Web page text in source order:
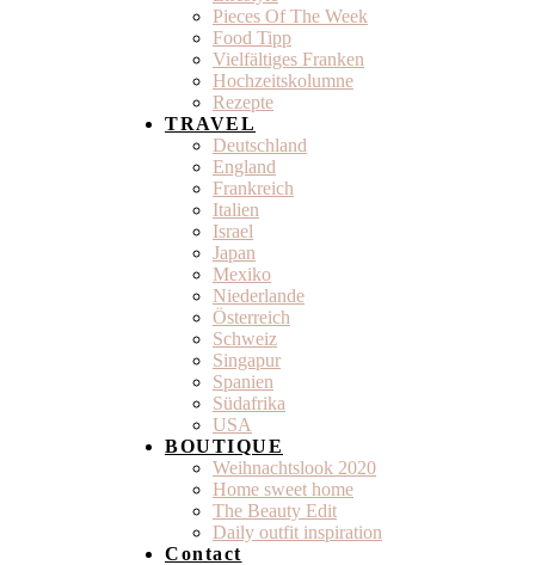
Pieces Of The Week
Food Tipp
Vielfältiges Franken
Hochzeitskolumne
Rezepte
TRAVEL
Deutschland
England
Frankreich
Italien
Israel
Japan
Mexiko
Niederlande
Österreich
Schweiz
Singapur
Spanien
Südafrika
USA
BOUTIQUE
Weihnachtslook 2020
Home sweet home
The Beauty Edit
Daily outfit inspiration
Contact